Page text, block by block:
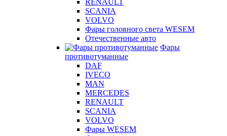
RENAULT
SCANIA
VOLVO
Фары головного света WESEM
Отечественные авто
Фары
противотуманные
DAF
IVECO
MAN
MERCEDES
RENAULT
SCANIA
VOLVO
Фары WESEM